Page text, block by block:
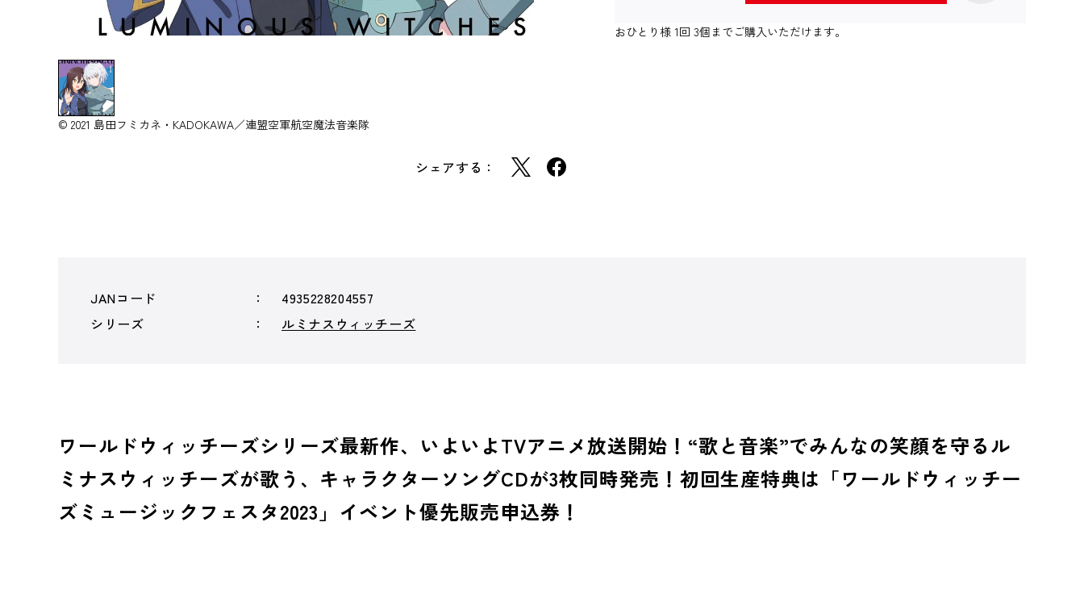
© 2021 島田フミカネ・KADOKAWA／連盟空軍航空魔法音楽隊
シェアする：
おひとり様 1回 3個までご購入いただけます。
JANコード
4935228204557
シリーズ
ルミナスウィッチーズ
ワールドウィッチーズシリーズ最新作、いよいよTVアニメ放送開始！“歌と音楽”でみんなの笑顔を守るル
ミナスウィッチーズが歌う、キャラクターソングCDが3枚同時発売！初回生産特典は「ワールドウィッチー
ズミュージックフェスタ2023」イベント優先販売申込券！